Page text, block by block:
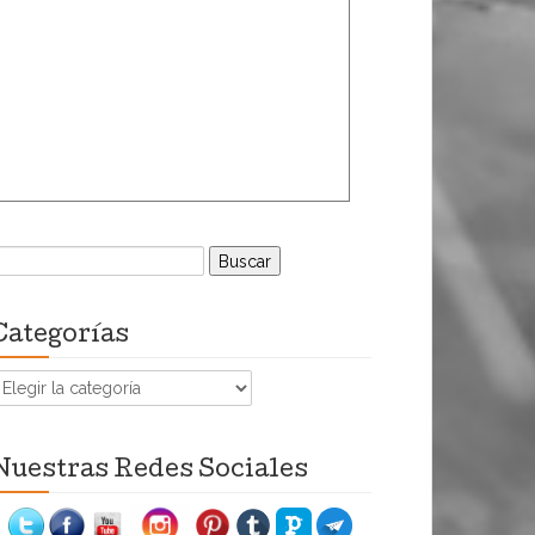
Redes Sociales